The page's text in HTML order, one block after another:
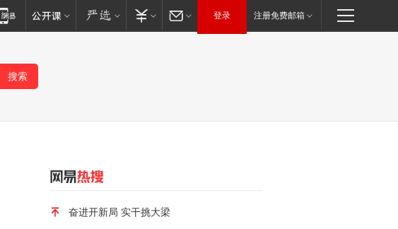
登录 注册免费邮箱
奋进开新局 实干挑大梁